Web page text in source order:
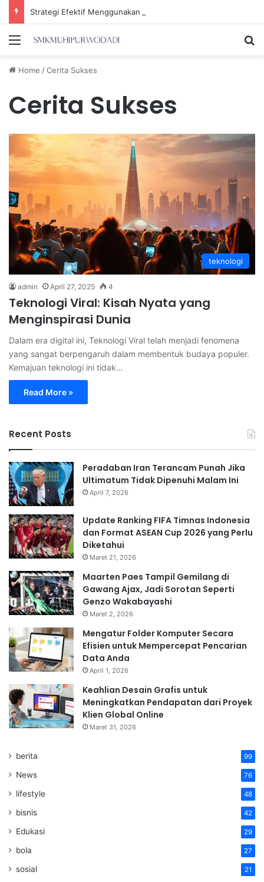
Menu
Home /Cerita Sukses
Cerita Sukses
teknologi
admin April 27, 2025 4
Teknologi Viral: Kisah Nyata yang
Menginspirasi Dunia
Dalam era digital ini, Teknologi Viral telah menjadi fenomena
yang sangat berpengaruh dalam membentuk budaya populer.
Kemajuan teknologi ini tidak…
Read More »
Recent Posts
Peradaban Iran Terancam Punah Jika
Ultimatum Tidak Dipenuhi Malam Ini
April 7, 2026
Update Ranking FIFA Timnas Indonesia
dan Format ASEAN Cup 2026 yang Perlu
Diketahui
Maret 21, 2026
Maarten Paes Tampil Gemilang di
Gawang Ajax, Jadi Sorotan Seperti
Genzo Wakabayashi
Maret 2, 2026
Mengatur Folder Komputer Secara
Efisien untuk Mempercepat Pencarian
Data Anda
April 1, 2026
Keahlian Desain Grafis untuk
Meningkatkan Pendapatan dari Proyek
Klien Global Online
Maret 31, 2026
berita 99
News 76
lifestyle 48
bisnis 42
Edukasi 29
bola 27
sosial 21